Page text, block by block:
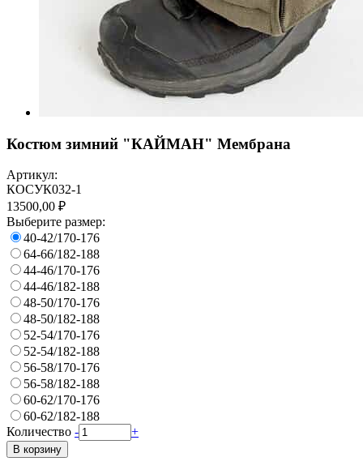
Костюм зимний "КАЙМАН" Мембрана
Артикул:
КОСУК032-1
13500,00 ₽
Выберите размер:
40-42/170-176
64-66/182-188
44-46/170-176
44-46/182-188
48-50/170-176
48-50/182-188
52-54/170-176
52-54/182-188
56-58/170-176
56-58/182-188
60-62/170-176
60-62/182-188
Количество - +
В корзину